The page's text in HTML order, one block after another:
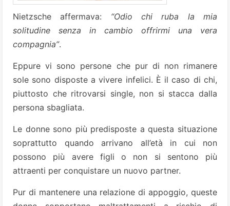
Nietzsche affermava: “Odio chi ruba la mia
solitudine senza in cambio offrirmi una vera
compagnia”.
Eppure vi sono persone che pur di non rimanere
sole sono disposte a vivere infelici. È il caso di chi,
piuttosto che ritrovarsi single, non si stacca dalla
persona sbagliata.
Le donne sono più predisposte a questa situazione
soprattutto quando arrivano all’età in cui non
possono più avere figli o non si sentono più
attraenti per conquistare un nuovo partner.
Pur di mantenere una relazione di appoggio, queste